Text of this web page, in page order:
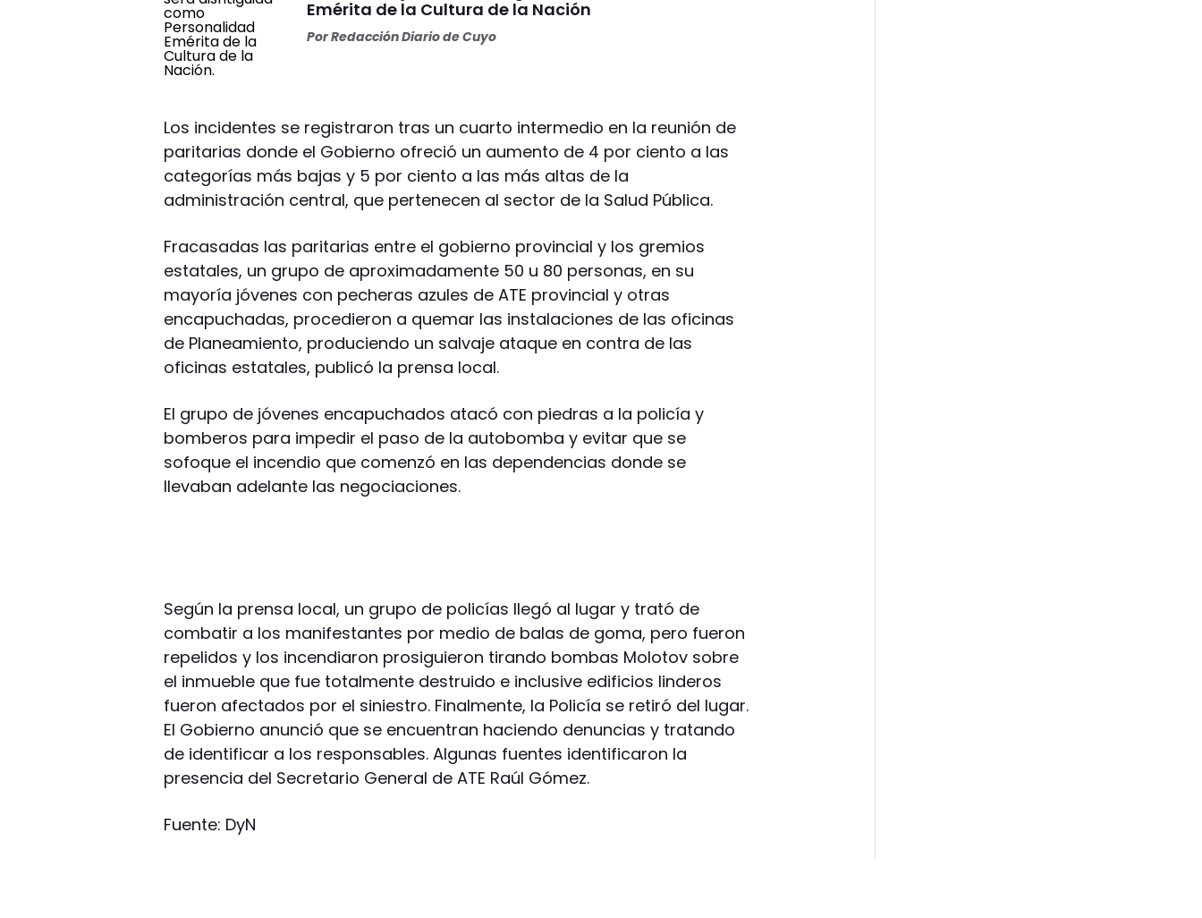
Emérita de la Cultura de la Nación
PorRedacción Diario de Cuyo
Los incidentes se registraron tras un cuarto intermedio en la reunión de
paritarias donde el Gobierno ofreció un aumento de 4 por ciento a las
categorías más bajas y 5 por ciento a las más altas de la
administración central, que pertenecen al sector de la Salud Pública.
Fracasadas las paritarias entre el gobierno provincial y los gremios
estatales, un grupo de aproximadamente 50 u 80 personas, en su
mayoría jóvenes con pecheras azules de ATE provincial y otras
encapuchadas, procedieron a quemar las instalaciones de las oficinas
de Planeamiento, produciendo un salvaje ataque en contra de las
oficinas estatales, publicó la prensa local.
El grupo de jóvenes encapuchados atacó con piedras a la policía y
bomberos para impedir el paso de la autobomba y evitar que se
sofoque el incendio que comenzó en las dependencias donde se
llevaban adelante las negociaciones.
Según la prensa local, un grupo de policías llegó al lugar y trató de
combatir a los manifestantes por medio de balas de goma, pero fueron
repelidos y los incendiaron prosiguieron tirando bombas Molotov sobre
el inmueble que fue totalmente destruido e inclusive edificios linderos
fueron afectados por el siniestro. Finalmente, la Policía se retiró del lugar.
El Gobierno anunció que se encuentran haciendo denuncias y tratando
de identificar a los responsables. Algunas fuentes identificaron la
presencia del Secretario General de ATE Raúl Gómez.
Fuente: DyN